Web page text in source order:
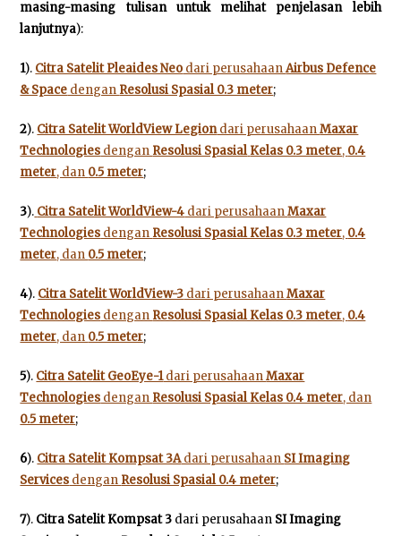
masing-masing tulisan untuk melihat penjelasan lebih
lanjutnya):
1). Citra Satelit Pleaides Neo dari perusahaanAirbus Defence
& Space dengan Resolusi Spasial 0.3 meter;
2). Citra Satelit WorldView Legiondari perusahaanMaxar
Technologies dengan Resolusi Spasial Kelas 0.3 meter, 0.4
meter, dan 0.5 meter;
3). Citra Satelit WorldView-4 dari perusahaanMaxar
Technologies dengan Resolusi Spasial Kelas 0.3 meter, 0.4
meter, dan 0.5 meter;
4). Citra Satelit WorldView-3 dari perusahaanMaxar
Technologies dengan Resolusi Spasial Kelas 0.3 meter, 0.4
meter, dan 0.5 meter;
5). Citra Satelit GeoEye-1dari perusahaanMaxar
Technologies dengan Resolusi Spasial Kelas 0.4 meter, dan
0.5 meter;
6). Citra Satelit Kompsat 3Adari perusahaan SI Imaging
Services dengan Resolusi Spasial 0.4 meter;
7). Citra Satelit Kompsat 3 dari perusahaan SI Imaging